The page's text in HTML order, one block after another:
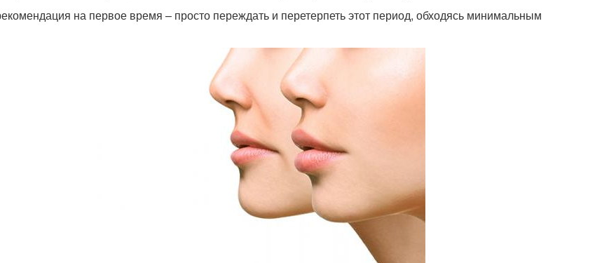
на первое время – просто переждать и перетерпеть этот период, обходясь минимальным